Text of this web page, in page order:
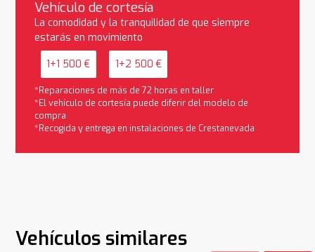
Vehículo de cortesía
La comodidad y la tranquilidad de que siempre
estarás en movimiento
1+1 500 € 1+2 500 €
*Reparaciones de más de 72 horas en taller
*El vehículo de cortesía puede diferir del modelo de
compra
*Recogida y entrega en instalaciones de Crestanevada
Vehículos similares